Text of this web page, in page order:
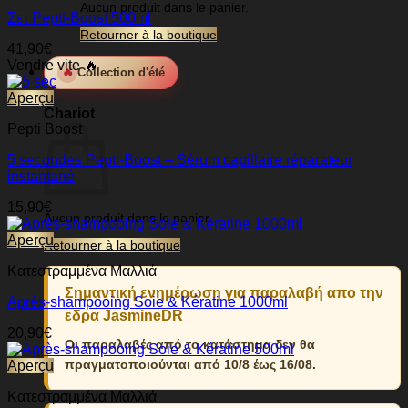
Aucun produit dans le panier.
Retourner à la boutique
🔥 Collection d'été
0
Chariot
Aucun produit dans le panier.
Retourner à la boutique
Σημαντική ενημέρωση για παραλαβή απο την
εδρα JasmineDR
Οι παραλαβές από το κατάστημα δεν θα
πραγματοποιούνται από 10/8 έως 16/08.
Σετ Pepti-Boost 500ml
41,90€
Vendre vite 🔥
Aperçu
Pepti Boost
5 secondes Pepti-Boost – Sérum capillaire réparateur
instantané
15,90€
Aperçu
Κατεστραμμένα Μαλλιά
Après-shampooing Soie & Kératine 1000ml
20,90€
Aperçu
Κατεστραμμένα Μαλλιά